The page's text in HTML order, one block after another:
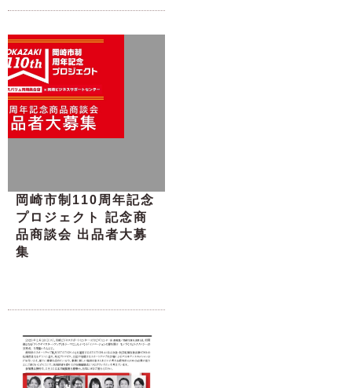
岡崎市制110周年記念
プロジェクト 記念商
品商談会 出品者大募
集